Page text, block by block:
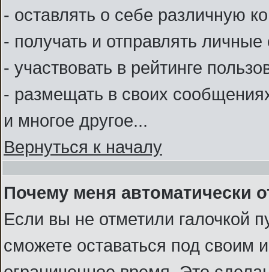
- оставлять о себе различную
- получать и отправлять
- участвовать в рейтинге
- размещать в своих
и многое другое...
Вернуться к началу
Почему меня автоматически
Если вы не отметили галочкой
сможете оставаться под своим